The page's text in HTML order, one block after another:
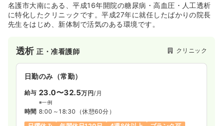
名護市大南にある、平成16年開院の糖尿病・高血圧・人工透析
に特化したクリニックです。平成27年に就任したばかりの院長
先生をはじめ、新体制で活気のある環境です。
透析正・准看護師 クリニック
日勤のみ（常勤）
給与 23.0〜32.5万円/月
※一例
時間 8:00～18:30 （休憩60分）